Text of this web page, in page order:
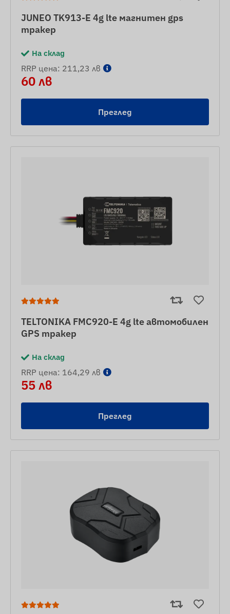
JUNEO TK913-E 4g lte магнитен gps
тракер
На склад
RRP цена: 211,23 лв
60 лв
Преглед
TELTONIKA FMC920-E 4g lte автомобилен
GPS тракер
На склад
RRP цена: 164,29 лв
55 лв
Преглед